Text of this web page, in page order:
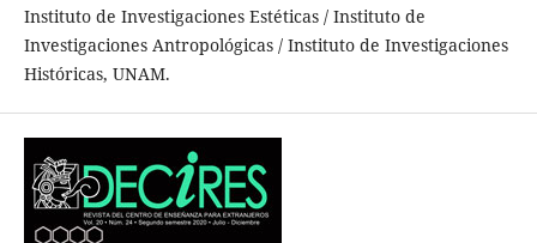
Instituto de Investigaciones Estéticas / Instituto de
Investigaciones Antropológicas / Instituto de Investigaciones
Históricas, UNAM.